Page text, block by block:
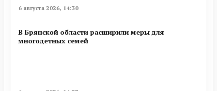
6 августа 2026, 14:30
В Брянской области расширили меры для
многодетных семей